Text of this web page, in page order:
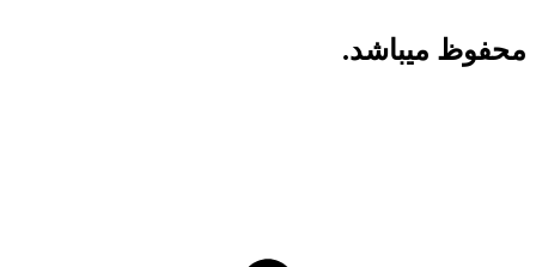
محفوظ میباشد.